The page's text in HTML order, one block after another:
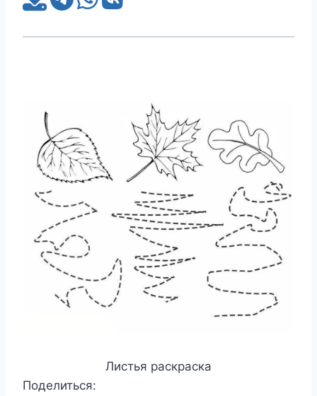
Листья раскраска
Поделиться: